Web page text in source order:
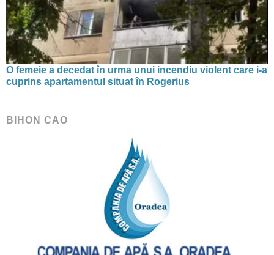
O femeie a decedat în urma unui incendiu violent care i-a
cuprins apartamentul situat în Rogerius
BIHON CAO